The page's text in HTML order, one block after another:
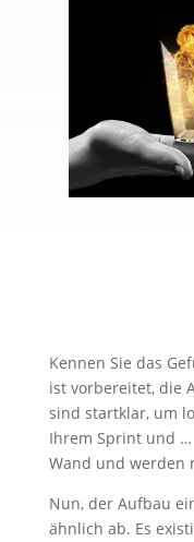
Kennen Sie das
ist vorbereitet, die
sind startklar, um
Ihrem Sprint und
Wand und werden
Nun, der Aufbau
ähnlich ab. Es